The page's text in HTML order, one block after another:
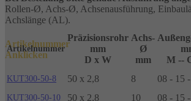
Rollen-Ø, Achs-Ø, Achsenausführung,
Achslänge (AL).
Artikelnummer
Anklicken
Artikelnummer
Präzisionsrohr
mm
D x W
Achs-
Ø
mm
M --
KUT300-50-8 50 x 2,8 8 08 - 15 -
KUT300-50-10 50 x 2,8 10 08 - 15 -